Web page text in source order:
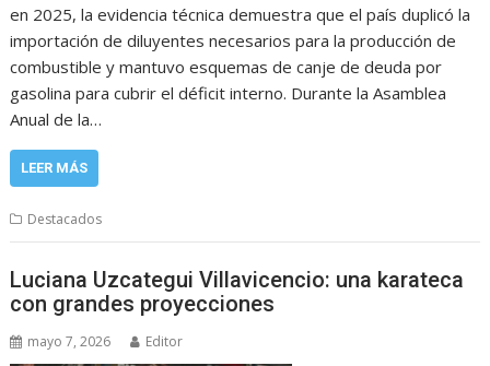
en 2025, la evidencia técnica demuestra que el país duplicó la
importación de diluyentes necesarios para la producción de
combustible y mantuvo esquemas de canje de deuda por
gasolina para cubrir el déficit interno. Durante la Asamblea
Anual de la…
LEER MÁS
Destacados
Luciana Uzcategui Villavicencio: una karateca
con grandes proyecciones
mayo 7, 2026 Editor